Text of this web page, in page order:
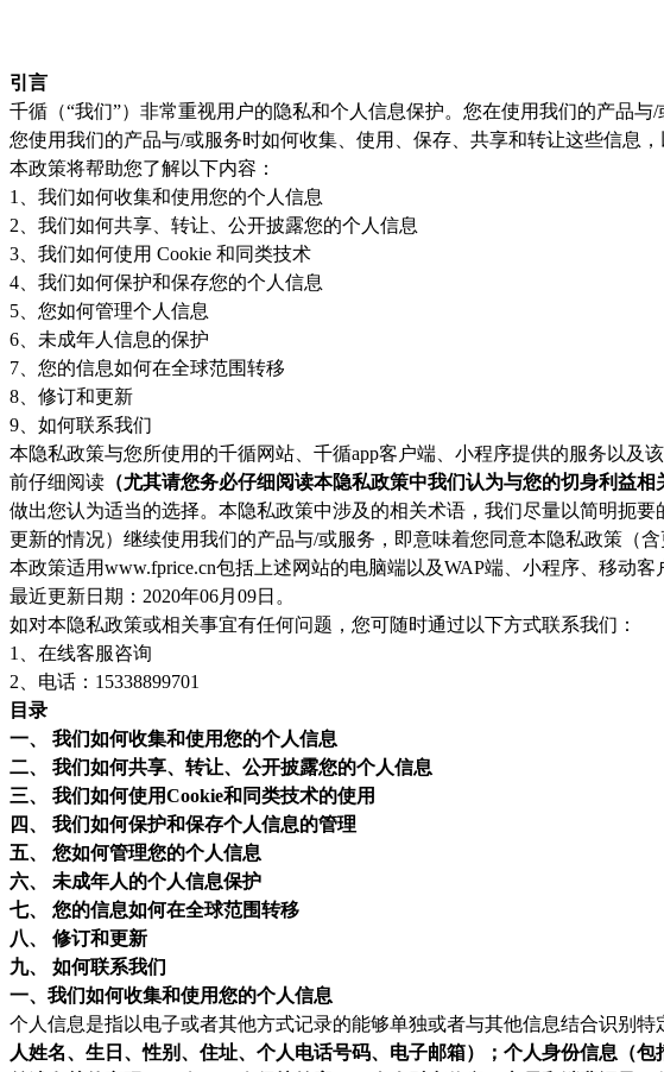
引言
千循（“我们”）非常重视用户的隐私和个人信息保护。您在使用我们的产品
您使用我们的产品与/或服务时如何收集、使用、保存、共享和转让这些信息
本政策将帮助您了解以下内容：
1、我们如何收集和使用您的个人信息
2、我们如何共享、转让、公开披露您的个人信息
3、我们如何使用 Cookie 和同类技术
4、我们如何保护和保存您的个人信息
5、您如何管理个人信息
6、未成年人信息的保护
7、您的信息如何在全球范围转移
8、修订和更新
9、如何联系我们
本隐私政策与您所使用的千循网站、千循app客户端、小程序提供的服务以及
前仔细阅读 （尤其请您务必仔细阅读本隐私政策中我们认为与您的切身利益相
做出您认为适当的选择。本隐私政策中涉及的相关术语，我们尽量以简明扼
更新的情况）继续使用我们的产品与/或服务，即意味着您同意本隐私政策（
本政策适用www.fprice.cn包括上述网站的电脑端以及WAP端、小程序、移动客
最近更新日期：2020年06月09日。
如对本隐私政策或相关事宜有任何问题，您可随时通过以下方式联系我们：
1、在线客服咨询
2、电话： 15338899701
目录
一、 我们如何收集和使用您的个人信息
二、 我们如何共享、转让、公开披露您的个人信息
三、 我们如何使用Cookie和同类技术的使用
四、 我们如何保护和保存个人信息的管理
五、 您如何管理您的个人信息
六、 未成年人的个人信息保护
七、 您的信息如何在全球范围转移
八、 修订和更新
九、 如何联系我们
一、我们如何收集和使用您的个人信息
个人信息是指以电子或者其他方式记录的能够单独或者与其他信息结合识别
人姓名、生日、性别、住址、个人电话号码、电子邮箱）；个人身份信息（